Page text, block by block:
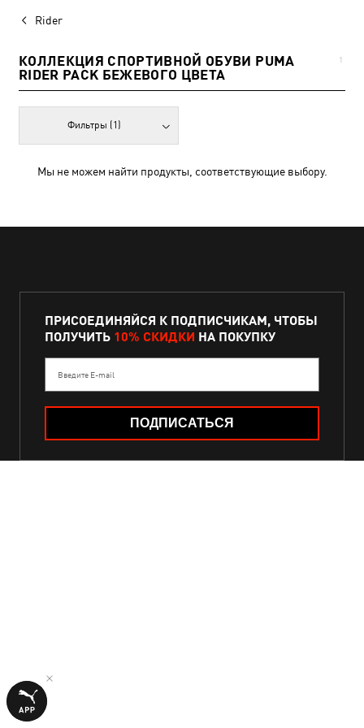
Rider
КОЛЛЕКЦИЯ СПОРТИВНОЙ ОБУВИ PUMA
RIDER PACK БЕЖЕВОГО ЦВЕТА
1
Фильтры (1)
Мы не можем найти продукты, соответствующие выбору.
ПРИСОЕДИНЯЙСЯ К ПОДПИСЧИКАМ, ЧТОБЫ
ПОЛУЧИТЬ 10% СКИДКИ НА ПОКУПКУ
Введите E-mail
ПОДПИСАТЬСЯ